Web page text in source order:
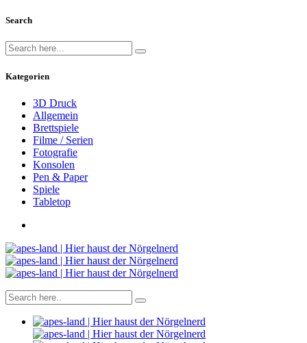
Search
Kategorien
3D Druck
Allgemein
Brettspiele
Filme / Serien
Fotografie
Konsolen
Pen & Paper
Spiele
Tabletop